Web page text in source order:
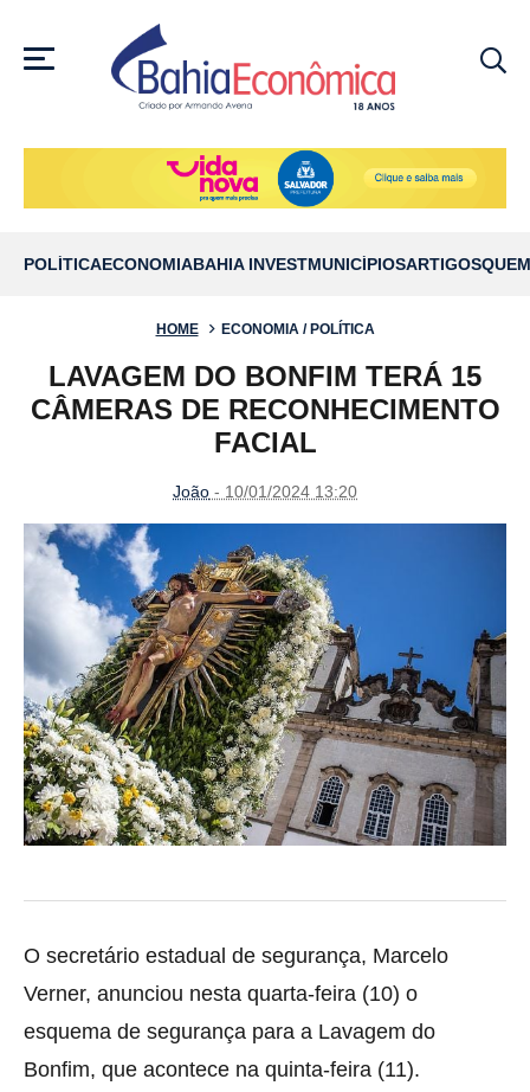
MENU
POLÍTICAECONOMIABAHIA INVESTMUNICÍPIOSARTIGOS
HOME ECONOMIA / POLÍTICA
LAVAGEM DO BONFIM TERÁ 15
CÂMERAS DE RECONHECIMENTO
FACIAL
João - 10/01/2024 13:20
O secretário estadual de segurança, Marcelo
Verner, anunciou nesta quarta-feira (10) o
esquema de segurança para a Lavagem do
Bonfim, que acontece na quinta-feira (11).